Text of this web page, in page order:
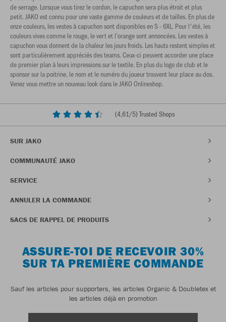
de serrage. Lorsque vous tirez le cordon, le capuchon sera plus étroit et plus
petit. JAKO est connu pour une vaste gamme de couleurs et de tailles. En plus de
onze couleurs, les vestes à capuchon sont disponibles en S - 6XL. Pour l'été, les
couleurs vives comme le rouge, le vert et l’orange sont annoncées. Les vestes à
capuchon vous donnent de la chaleur les jours froids. Les hauts restent simples et
sont particulièrement appréciés des teams. Ceux-ci peuvent accorder une place
de premier plan à leurs impressions sur le textile. En plus du logo de club et le
sponsor sur la poitrine, le nom et le numéro du joueur trouvent leur place au dos.
Venez vous mettre un nouveau look dans le JAKO Onlineshop.
(4,61/5) Trusted Shops
SUR JAKO
COMMUNAUTÉ JAKO
SERVICE
ANNULER LA COMMANDE
SACS DE RAPPEL DE PRODUITS
ASSURE-TOI DE RECEVOIR 30%
SUR TA PREMIÈRE COMMANDE
Sauf les articles pour supporters, les articles Organic & Doubletex et
les articles déjà en promotion